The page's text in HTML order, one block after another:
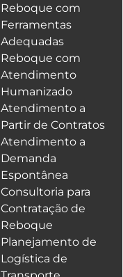
Reboque com
Ferramentas
Adequadas
Reboque com
Atendimento
Humanizado
Atendimento a
Partir de Contratos
Atendimento a
Demanda
Espontânea
Consultoria para
Contratação de
Reboque
Planejamento de
Logística de